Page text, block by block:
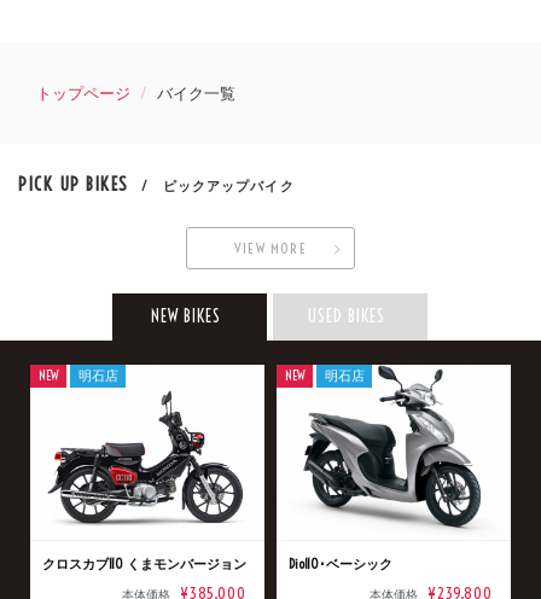
トップページ バイク一覧
PICK UP BIKES / ピックアップバイク
VIEW MORE
NEW BIKES USED BIKES
クロスカブ110 くまモンバージョン
本体価格 ¥385,000
NEW 明石店
Dio110･ベーシック
本体価格 ¥239,800
NEW 明石店